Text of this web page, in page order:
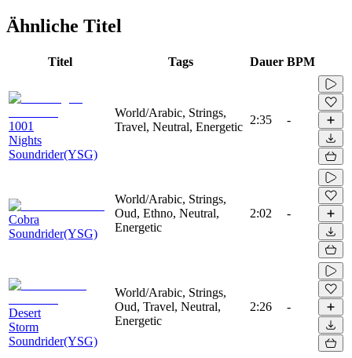
Ähnliche Titel
Titel Tags Dauer BPM
1001
Nights
Soundrider(YSG)
World/Arabic, Strings,
Travel, Neutral, Energetic
2:35 -
Cobra
Soundrider(YSG)
World/Arabic, Strings,
Oud, Ethno, Neutral,
Energetic
2:02 -
Desert
Storm
Soundrider(YSG)
World/Arabic, Strings,
Oud, Travel, Neutral,
Energetic
2:26 -